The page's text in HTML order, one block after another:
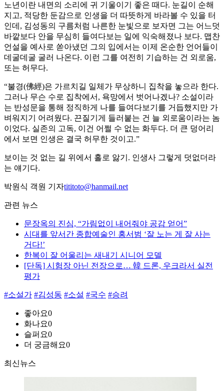
노년이란 내면의 소리에 귀 기울이기 좋은 때다. 눈길이 순해
지고, 적당한 둔감으로 인생을 더 따뜻하게 바라볼 수 있을 터
인데, 김성동의 구름처럼 나른한 눈빛으로 보자면 그는 어느덧
바깥보다 안을 무심히 들여다보는 일에 익숙해졌나 보다. 맵찬
언설을 예사로 쏟아냈던 그의 입에서는 이제 온순한 언어들이
데굴데굴 굴러 나온다. 이런 그를 여전히 기습하는 건 외로움,
또는 허무다.
“불경(佛經)은 가르치길 일체가 무상하니 집착을 놓으라 한다.
그러나 무슨 수로 집착에서, 욕망에서 벗어나겠나? 소설이라
는 반성문을 통해 정직하게 나를 들여다보기를 거듭했지만 가
벼워지기 어려웠다. 끈질기게 들러붙는 건 늘 외로움이라는 놈
이었다. 실존의 고독, 이건 어쩔 수 없는 화두다. 더 큰 덩어리
에서 보면 인생은 결국 허무한 것이고.”
보이는 것 없는 길 위에서 홀로 앓기. 인생사 그렇게 덧없더라
는 얘기다.
박원식 객원 기자tititoto@hanmail.net
관련 뉴스
문장옥의 진심, “가림없이 내어줘야 공감 얻어”
시대를 앞서간 종합예술인 홍서범 ‘잘 노는 게 잘 사는
거다!’
한복이 잘 어울리는 새내기 시니어 모델
[단독] 시험장 아닌 전장으로… 韓 드론, 우크라서 실전
평가
#소설가 #김성동 #소설 #국수 #승려
좋아요0
화나요0
슬퍼요0
더 궁금해요0
최신뉴스